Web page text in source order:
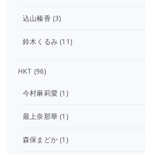
込山榛香 (3)
鈴木くるみ (11)
HKT (96)
今村麻莉愛 (1)
最上奈那華 (1)
森保まどか (1)